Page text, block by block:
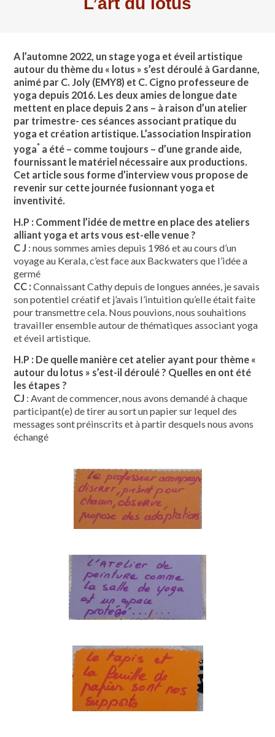
A l’automne 2022, un stage yoga et éveil artistique
autour du thème du « lotus » s’est déroulé à Gardanne,
animé par C. Joly (EMY8) et C. Cigno professeure de
yoga depuis 2016. Les deux amies de longue date
mettent en place depuis 2 ans – à raison d’un atelier
par trimestre- ces séances associant pratique du
yoga et création artistique. L’association Inspiration
yoga* a été – comme toujours – d’une grande aide,
fournissant le matériel nécessaire aux productions.
Cet article sous forme d’interview vous propose de
revenir sur cette journée fusionnant yoga et
inventivité.
H.P : Comment l’idée de mettre en place des ateliers
alliant yoga et arts vous est-elle venue ?
C J : nous sommes amies depuis 1986 et au cours d’un
voyage au Kerala, c’est face aux Backwaters que l’idée a
germé
CC : Connaissant Cathy depuis de longues années, je savais
son potentiel créatif et j’avais l’intuition qu’elle était faite
pour transmettre cela. Nous pouvions, nous souhaitions
travailler ensemble autour de thématiques associant yoga
et éveil artistique.
H.P : De quelle manière cet atelier ayant pour thème «
autour du lotus » s’est-il déroulé ? Quelles en ont été
les étapes ?
CJ : Avant de commencer, nous avons demandé à chaque
participant(e) de tirer au sort un papier sur lequel des
messages sont préinscrits et à partir desquels nous avons
échangé